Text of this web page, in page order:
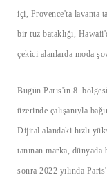
içi, Provence'ta lavanta
bir tuz bataklığı,
çekici alanlarda moda
Bugün Paris'in 8.
üzerinde çalışanıyla
Dijital alandaki hızlı
tanınan marka,
sonra 2022 yılında